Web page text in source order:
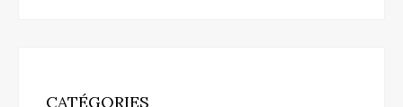
CATÉGORIES